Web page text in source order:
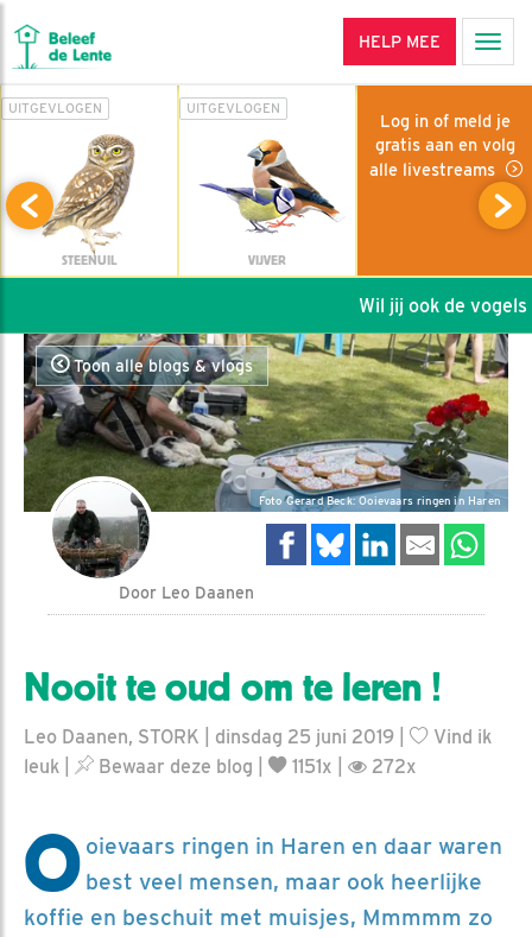
HELP MEE
UITGEVLOGEN
STEENUIL
UITGEVLOGEN
VIJVER
Log in of meld je
gratis aan en volg
alle livestreams
Wil jij ook de vogels
Toon alle blogs & vlogs
Foto Gerard Beck: Ooievaars ringen in Haren
Door Leo Daanen
Nooit te oud om te leren !
Leo Daanen, STORK | dinsdag 25 juni 2019 |
Vind ik
leuk
Bewaar deze blog 1151x | 272x
O oievaars ringen in Haren en daar waren
best veel mensen, maar ook heerlijke
koffie en beschuit met muisjes, Mmmmm zo